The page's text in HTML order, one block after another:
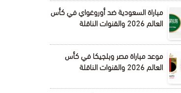
مباراة السعودية ضد أوروغواي في كأس
العالم 2026 والقنوات الناقلة
موعد مباراة مصر وبلجيكا في كأس
العالم 2026 والقنوات الناقلة